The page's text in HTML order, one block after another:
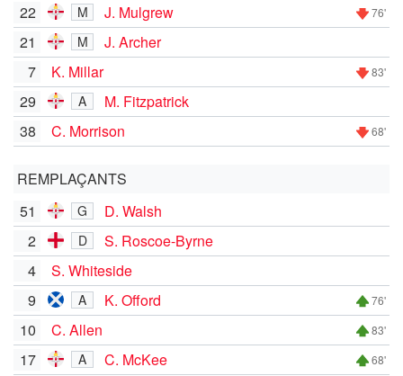
22 M J. Mulgrew 76'
21 M
J. Archer
7
K. Millar 83'
29 A
M. Fitzpatrick
38
C. Morrison 68'
REMPLAÇANTS
51
G
D. Walsh
2
D
S. Roscoe-Byrne
4
S. Whiteside
9
A K. Offord 76'
10 C. Allen 83'
17 A C. McKee 68'